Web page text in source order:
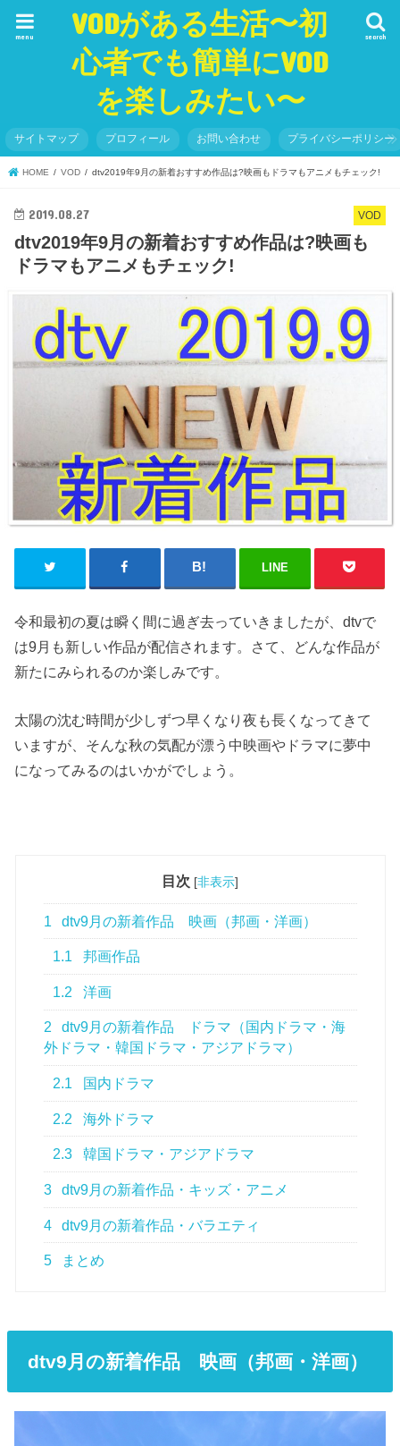
VODがある生活〜初
心者でも簡単にVOD
を楽しみたい〜
search
menu
サイトマップ プロフィール お問い合わせ プライバシーポリシー
HOME VOD dtv2019年9月の新着おすすめ作品は?映画もドラマもアニメもチェック!
VOD
2019.08.27
dtv2019年9月の新着おすすめ作品は?映画も
ドラマもアニメもチェック!
LINE
令和最初の夏は瞬く間に過ぎ去っていきましたが、dtvで
は9月も新しい作品が配信されます。さて、どんな作品が
新たにみられるのか楽しみです。
太陽の沈む時間が少しずつ早くなり夜も長くなってきて
いますが、そんな秋の気配が漂う中映画やドラマに夢中
になってみるのはいかがでしょう。
目次 [非表示]
1 dtv9月の新着作品 映画（邦画・洋画）
1.1 邦画作品
1.2 洋画
2
dtv9月の新着作品 ドラマ（国内ドラマ・海
外ドラマ・韓国ドラマ・アジアドラマ）
2.1 国内ドラマ
2.2 海外ドラマ
2.3 韓国ドラマ・アジアドラマ
3 dtv9月の新着作品・キッズ・アニメ
4 dtv9月の新着作品・バラエティ
5 まとめ
dtv9月の新着作品 映画（邦画・洋画）